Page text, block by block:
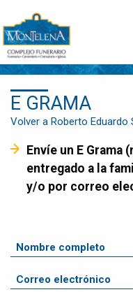
E GRAMA
Volver a Roberto Eduardo
Envíe un E Grama (mensaje de pésame) que será
entregado a la
y/o por correo